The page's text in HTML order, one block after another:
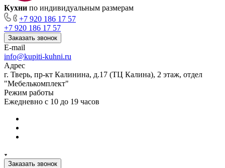
Кухни по индивидуальным размерам
+7 920 186 17 57
+7 920 186 17 57
Заказать звонок
E-mail
info@kupiti-kuhni.ru
Адрес
г. Тверь, пр-кт Калинина, д.17 (ТЦ Калина), 2 этаж, отдел
"Мебелькомплект"
Режим работы
Ежедневно с 10 до 19 часов
Заказать звонок